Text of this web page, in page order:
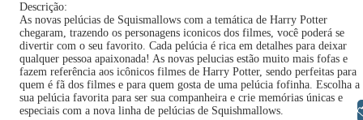
Descrição:
As novas pelúcias de Squismallows com a temática de Harry Potter
chegaram, trazendo os personagens iconicos dos filmes, você poderá se
divertir com o seu favorito. Cada pelúcia é rica em detalhes para deixar
qualquer pessoa apaixonada! As novas pelucias estão muito mais fofas e
fazem referência aos icônicos filmes de Harry Potter, sendo perfeitas para
quem é fã dos filmes e para quem gosta de uma pelúcia fofinha. Escolha a
sua pelúcia favorita para ser sua companheira e crie memórias únicas e
especiais com a nova linha de pelúcias de Squishmallows.